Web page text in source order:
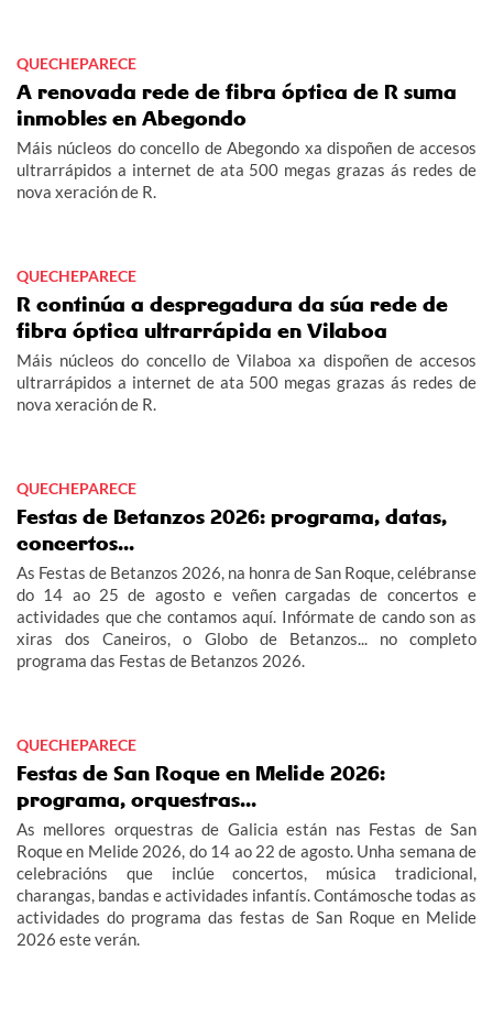
QUECHEPARECE
A renovada rede de fibra óptica de R suma
inmobles en Abegondo
Máis núcleos do concello de Abegondo xa dispoñen de accesos
ultrarrápidos a internet de ata 500 megas grazas ás redes de
nova xeración de R.
QUECHEPARECE
R continúa a despregadura da súa rede de
fibra óptica ultrarrápida en Vilaboa
Máis núcleos do concello de Vilaboa xa dispoñen de accesos
ultrarrápidos a internet de ata 500 megas grazas ás redes de
nova xeración de R.
QUECHEPARECE
Festas de Betanzos 2026: programa, datas,
concertos...
As Festas de Betanzos 2026, na honra de San Roque, celébranse
do 14 ao 25 de agosto e veñen cargadas de concertos e
actividades que che contamos aquí. Infórmate de cando son as
xiras dos Caneiros, o Globo de Betanzos... no completo
programa das Festas de Betanzos 2026.
QUECHEPARECE
Festas de San Roque en Melide 2026:
programa, orquestras...
As mellores orquestras de Galicia están nas Festas de San
Roque en Melide 2026, do 14 ao 22 de agosto. Unha semana de
celebracións que inclúe concertos, música tradicional,
charangas, bandas e actividades infantís. Contámosche todas as
actividades do programa das festas de San Roque en Melide
2026 este verán.